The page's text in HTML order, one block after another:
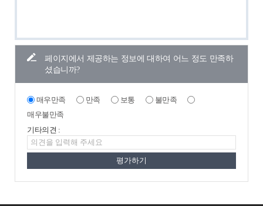
페이지에서 제공하는 정보에 대하여 어느 정도 만족하
셨습니까?
매우만족 만족 보통
불만족
매우불만족
기타의견 :